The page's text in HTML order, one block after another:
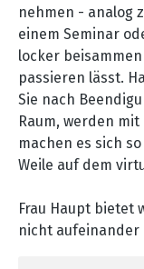
nehmen - analog
einem Seminar
locker
passieren lässt.
Sie nach
Raum, werden
machen es sich
Weile auf dem
Frau Haupt bietet
nicht aufeinander